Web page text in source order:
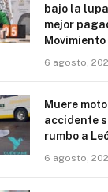
bajo la
mejor
6 agosto,
Muere
accidente
rumbo a
6 agosto,